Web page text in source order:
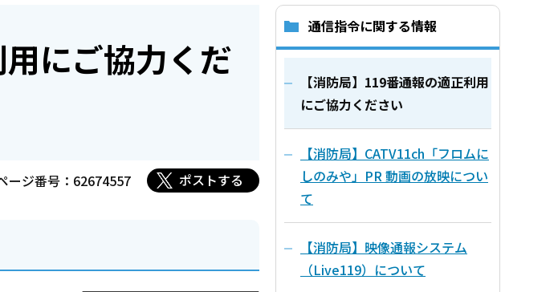
にご協力くだ
ージ番号：62674557 ポストする
通信指令に関する情報
【消防局】119番通報の適正利用
にご協力ください
【消防局】CATV11ch「フロムに
しのみや」PR 動画の放映につい
て
【消防局】映像通報システム
（Live119）について